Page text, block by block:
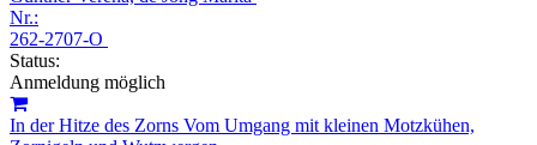
Nr.:
262-2707-O
Status:
Anmeldung möglich
In der Hitze des Zorns Vom Umgang mit kleinen Motzkühen,